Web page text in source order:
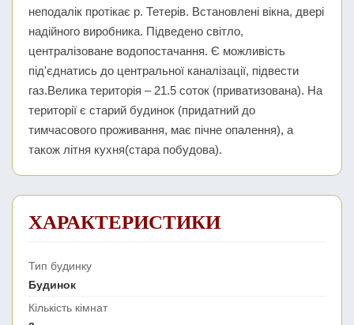
неподалік протікає р. Тетерів. Встановлені вікна, двері
надійного виробника. Підведено світло,
централізоване водопостачання. Є можливість
під'єднатись до центральної каналізації, підвести
газ.Велика територія – 21.5 соток (приватизована). На
території є старий будинок (придатний до
тимчасового проживання, має пічне опалення), а
також літня кухня(стара побудова).
ХАРАКТЕРИСТИКИ
Тип будинку
Будинок
Кількість кімнат